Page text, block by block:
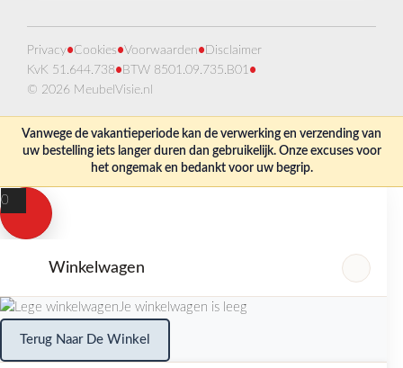
Privacy•Cookies•Voorwaarden• Disclaimer
KvK 51.644.738• BTW 8501.09.735.B01•
© 2026 MeubelVisie.nl
Vanwege de vakantieperiode kan de verwerking en verzending van
uw bestelling iets langer duren dan gebruikelijk. Onze excuses voor
het ongemak en bedankt voor uw begrip.
0
Winkelwagen
Je winkelwagen is leeg
Terug Naar De Winkel